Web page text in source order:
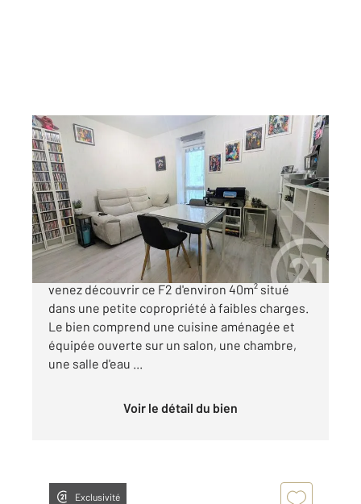
CHALONS EN CHAMPAGNE 51
38,50 m
2
Ref : 8053
Appartement F2 à vendre
66 000 €
Châlons en Champagne, proche de la gare,
venez découvrir ce F2 d'environ 40m² situé
dans une petite copropriété à faibles charges.
Le bien comprend une cuisine aménagée et
équipée ouverte sur un salon, une chambre,
une salle d'eau ...
Voir le détail du bien
Exclusivité